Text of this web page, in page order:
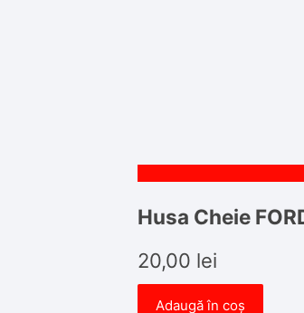
Husa Cheie
20,00 lei
Adaugă în coș